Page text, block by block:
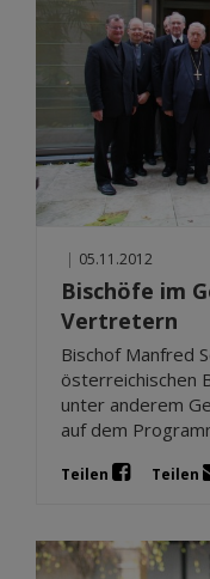
| 05.11.2012
Bischöfe im
Vertretern
Bischof Manfred
österreichischen
unter anderem
auf dem
Teilen Teilen